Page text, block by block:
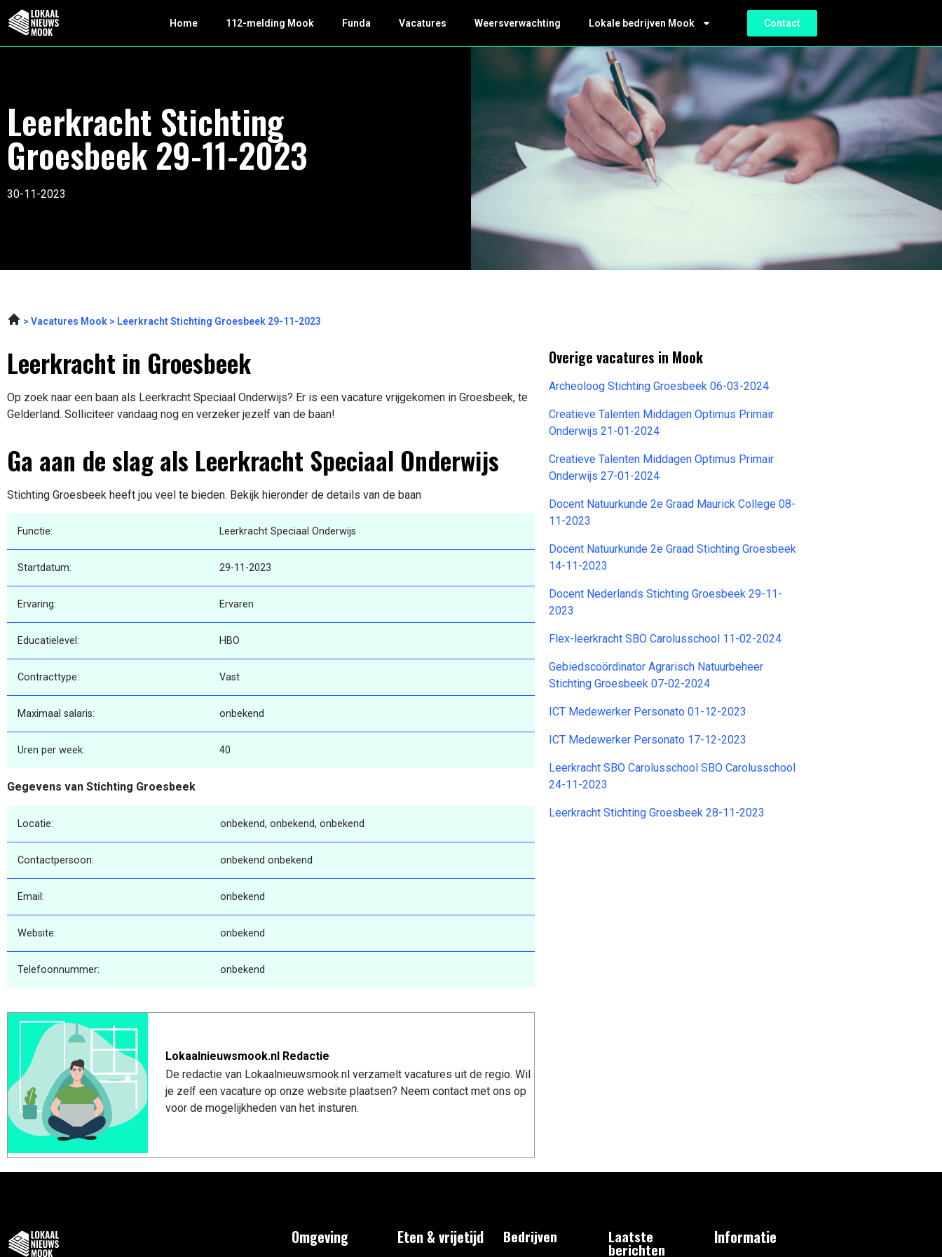
Home 112-melding Mook Funda Vacatures Weersverwachting Lokale bedrijven Mook Contact
Leerkracht Stichting
Groesbeek 29-11-2023
30-11-2023
Vacatures Mook Leerkracht Stichting Groesbeek 29-11-2023
Leerkracht in Groesbeek
Op zoek naar een baan als Leerkracht Speciaal Onderwijs? Er is een vacature vrijgekomen in Groesbeek, te
Gelderland. Solliciteer vandaag nog en verzeker jezelf van de baan!
Ga aan de slag als Leerkracht Speciaal Onderwijs
Stichting Groesbeek heeft jou veel te bieden. Bekijk hieronder de details van de baan
Functie: Leerkracht Speciaal Onderwijs
Startdatum: 29-11-2023
Ervaring: Ervaren
Educatielevel: HBO
Contracttype: Vast
Maximaal salaris: onbekend
Uren per week: 40
Gegevens van Stichting Groesbeek
Locatie: onbekend, onbekend, onbekend
Contactpersoon: onbekend onbekend
Email: onbekend
Website: onbekend
Telefoonnummer: onbekend
Lokaalnieuwsmook.nl Redactie
De redactie van Lokaalnieuwsmook.nl verzamelt vacatures uit de regio. Wil
je zelf een vacature op onze website plaatsen? Neem contact met ons op
voor de mogelijkheden van het insturen.
Overige vacatures in Mook
Archeoloog Stichting Groesbeek 06-03-2024
Creatieve Talenten Middagen Optimus Primair
Onderwijs 21-01-2024
Creatieve Talenten Middagen Optimus Primair
Onderwijs 27-01-2024
Docent Natuurkunde 2e Graad Maurick College 08-
11-2023
Docent Natuurkunde 2e Graad Stichting Groesbeek
14-11-2023
Docent Nederlands Stichting Groesbeek 29-11-
2023
Flex-leerkracht SBO Carolusschool 11-02-2024
Gebiedscoördinator Agrarisch Natuurbeheer
Stichting Groesbeek 07-02-2024
ICT Medewerker Personato 01-12-2023
ICT Medewerker Personato 17-12-2023
Leerkracht SBO Carolusschool SBO Carolusschool
24-11-2023
Leerkracht Stichting Groesbeek 28-11-2023
Omgeving Eten & vrijetijd Bedrijven Laatste
berichten
Informatie